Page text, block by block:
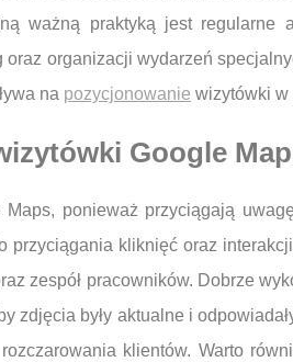
ważną praktyką jest regularne
organizacji wydarzeń
na pozycjonowanie wizytówki w
Google
ponieważ przyciągają
kliknięć oraz
zespół pracowników. Dobrze
były aktualne i
klientów. Warto